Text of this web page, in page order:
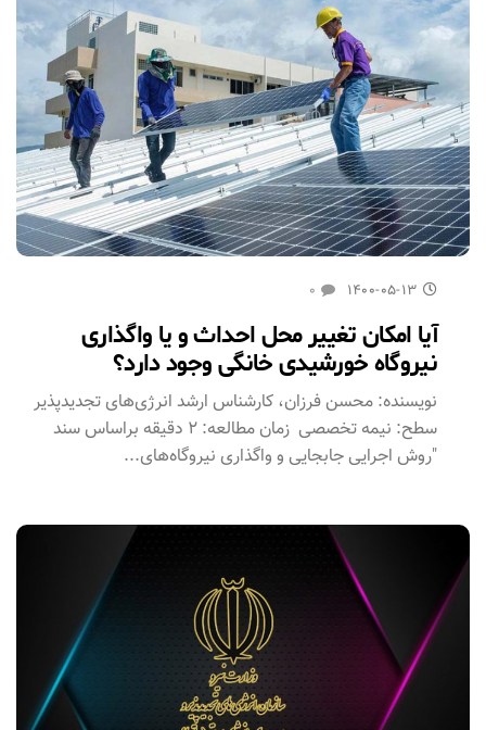
۱۴۰۰-۰۵-۱۳ ۰
آیا امکان تغییر محل احداث و یا واگذاری
نیروگاه خورشیدی خانگی وجود دارد؟
نویسنده: محسن فرزان، کارشناس ارشد انرژی‌های تجدیدپذیر
سطح: نیمه تخصصی زمان مطالعه: ۲ دقیقه براساس سند
"روش اجرایی جابجایی و واگذاری نیروگاه‌های...